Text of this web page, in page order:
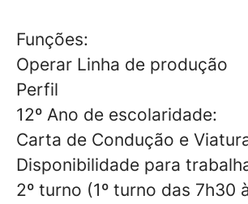
Funções:
Operar Linha de produção
Perfil
12º Ano de escolaridade:
Carta de Condução e
Disponibilidade para
2º turno (1º turno das 7h30